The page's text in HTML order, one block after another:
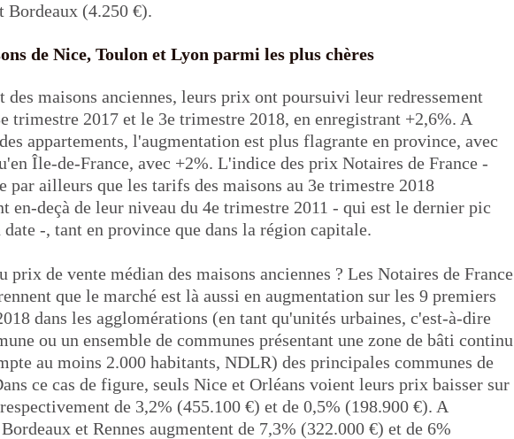
Bordeaux (4.250 €).
de Nice, Toulon et Lyon parmi les plus chères
des maisons anciennes, leurs prix ont poursuivi leur redressement
trimestre 2017 et le 3e trimestre 2018, en enregistrant +2,6%. A
appartements, l'augmentation est plus flagrante en province, avec
Île-de-France, avec +2%. L'indice des prix Notaires de France -
par ailleurs que les tarifs des maisons au 3e trimestre 2018
en-deçà de leur niveau du 4e trimestre 2011 - qui est le dernier pic
-, tant en province que dans la région capitale.
prix de vente médian des maisons anciennes ? Les Notaires de France
que le marché est là aussi en augmentation sur les 9 premiers
dans les agglomérations (en tant qu'unités urbaines, c'est-à-dire
ou un ensemble de communes présentant une zone de bâti continu
au moins 2.000 habitants, NDLR) des principales communes de
ce cas de figure, seuls Nice et Orléans voient leurs prix baisser sur
de 3,2% (455.100 €) et de 0,5% (198.900 €). A
et Rennes augmentent de 7,3% (322.000 €) et de 6%